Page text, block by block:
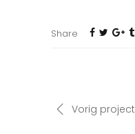
Share
Vorig project